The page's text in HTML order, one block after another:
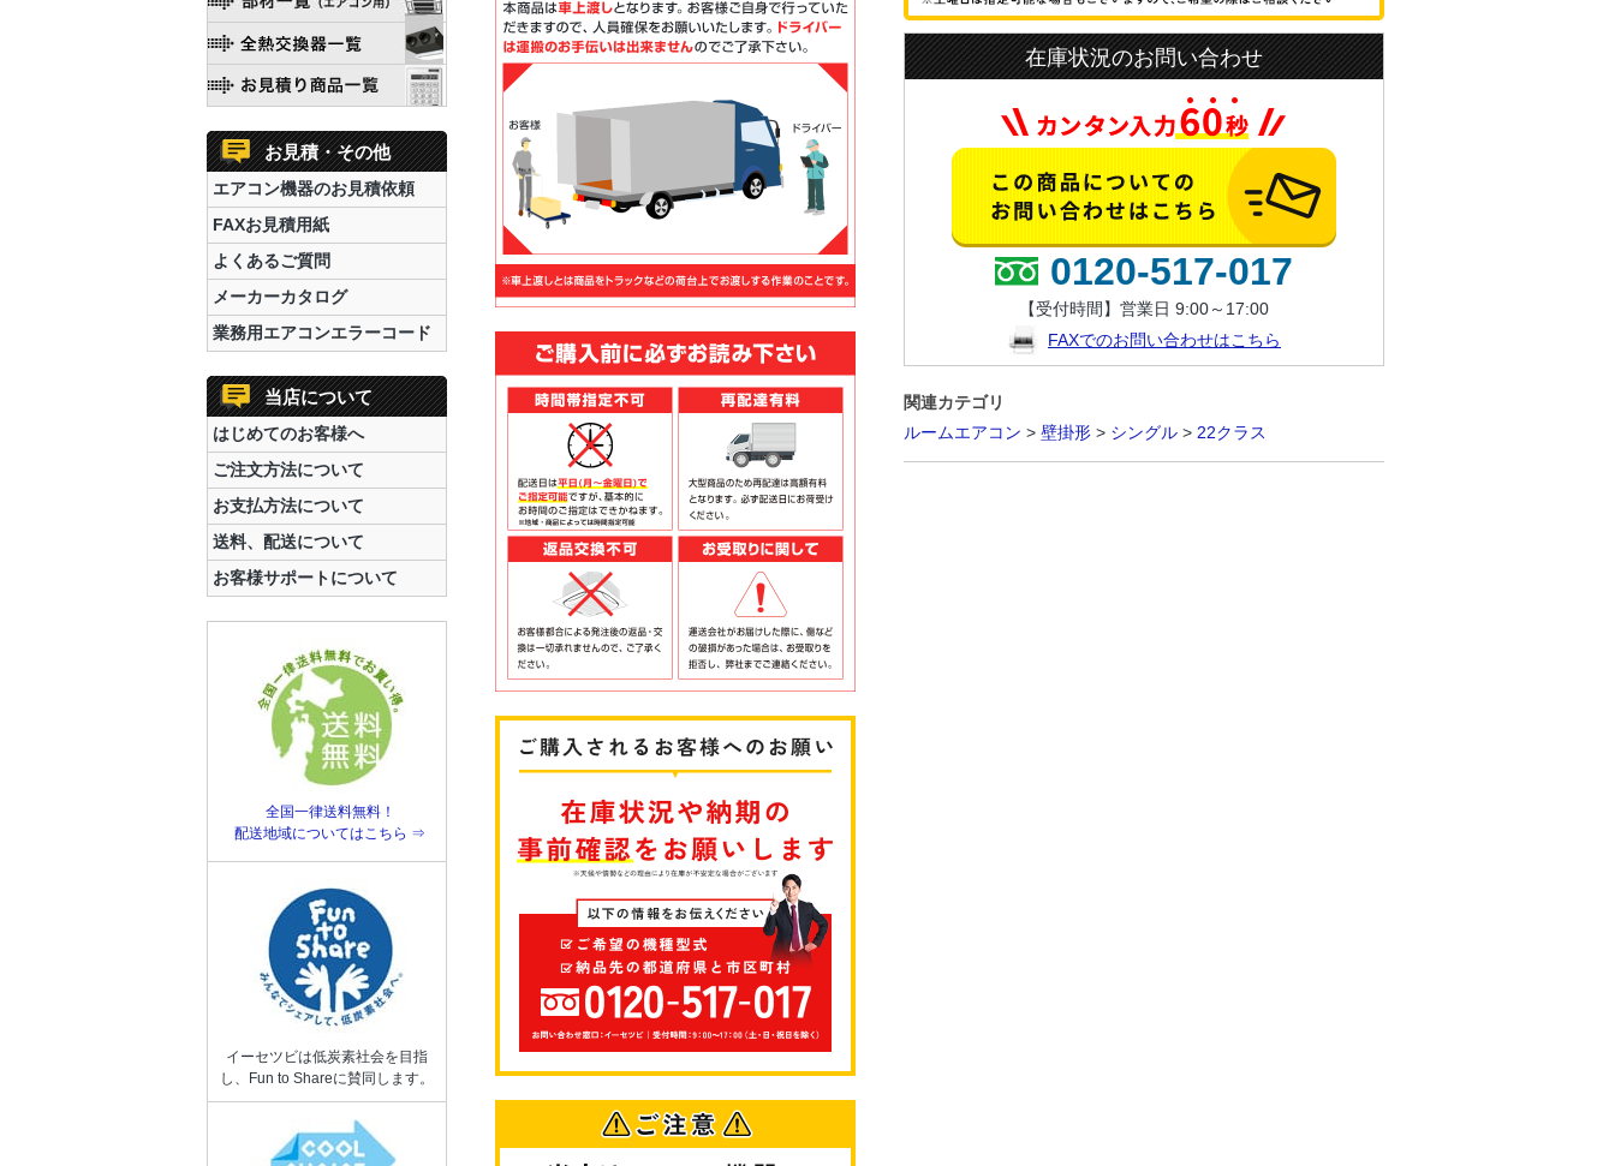
在庫状況のお問い合わせ
0120-517-017
【受付時間】営業日 9:00～17:00
FAXでのお問い合わせはこちら
関連カテゴリ
ルームエアコン > 壁掛形 > シングル > 22クラス
お見積・その他
エアコン機器のお見積依頼
FAXお見積用紙
よくあるご質問
メーカーカタログ
業務用エアコンエラーコード
当店について
はじめてのお客様へ
ご注文方法について
お支払方法について
送料、配送について
お客様サポートについて
全国一律送料無料！
配送地域についてはこちら ⇒
イーセツビは低炭素社会を目指
し、Fun to Shareに賛同します。